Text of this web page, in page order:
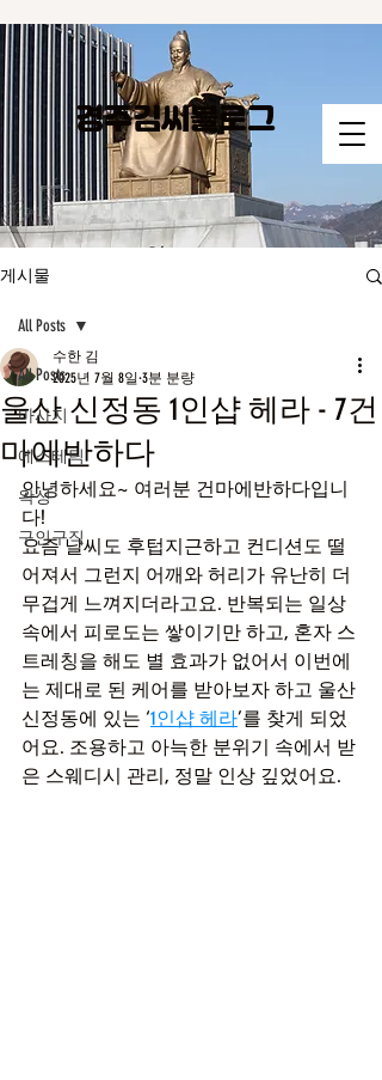
경주김씨​블로그
게시물
All Posts
마사지
에스테틱
왁싱
구인구직
All Posts
울산 신정동 1인샵 헤라 - 7건
마에반하다
수한 김
2025년 7월 8일 3분 분량
안녕하세요~ 여러분 건마에반하다입니
다!
요즘 날씨도 후텁지근하고 컨디션도 떨
어져서 그런지 어깨와 허리가 유난히 더
무겁게 느껴지더라고요. 반복되는 일상
속에서 피로도는 쌓이기만 하고, 혼자 스
트레칭을 해도 별 효과가 없어서 이번에
는 제대로 된 케어를 받아보자 하고 울산
신정동에 있는 ‘1인샵 헤라’를 찾게 되었
어요. 조용하고 아늑한 분위기 속에서 받
은 스웨디시 관리, 정말 인상 깊었어요.